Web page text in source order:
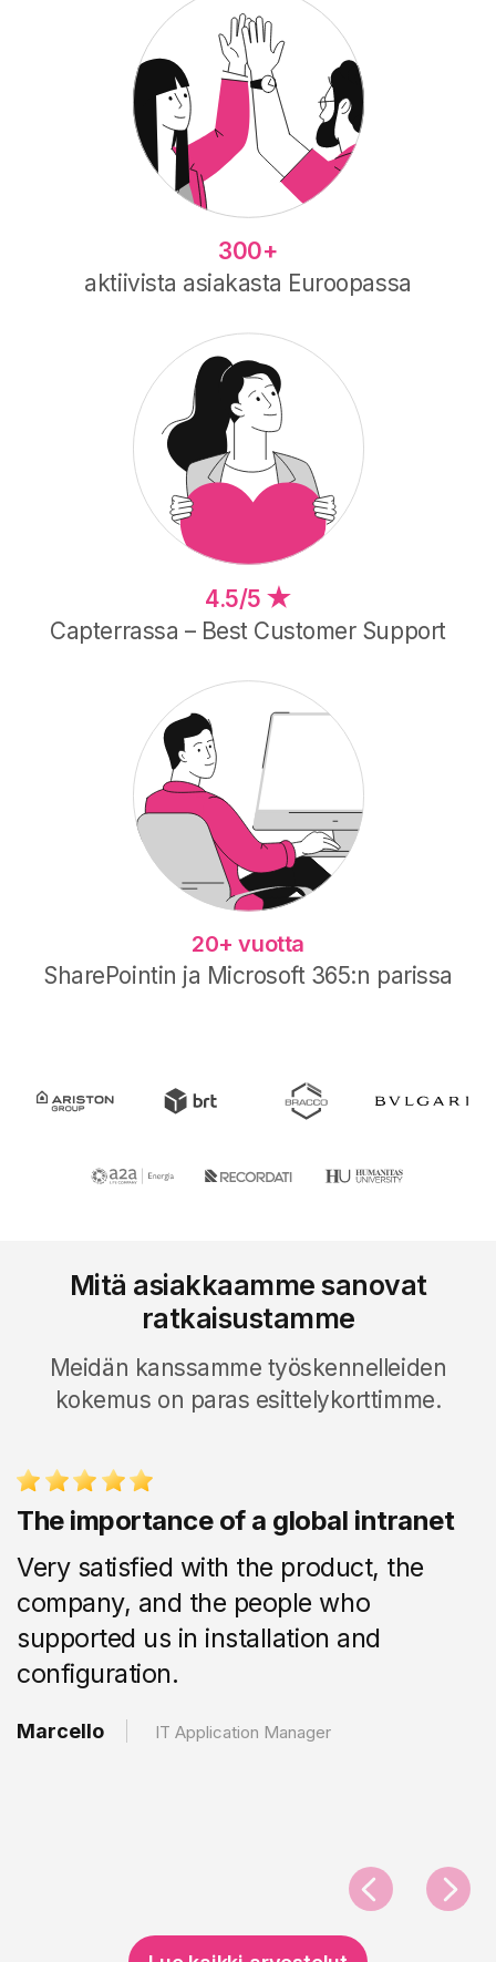
300+
aktiivista asiakasta Euroopassa
4.5/5 ★
Capterrassa – Best Customer Support
20+ vuotta
SharePointin ja Microsoft 365:n parissa
Mitä asiakkaamme sanovat
ratkaisustamme
Meidän kanssamme työskennelleiden
kokemus on paras esittelykorttimme.
The importance of a global intranet
Very satisfied with the product, the
company, and the people who
supported us in installation and
configuration.
Marcello IT Application Manager